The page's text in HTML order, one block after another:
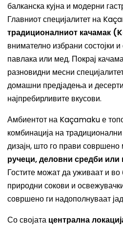
балканска кујна и модерни
Главниот специјалитет на
традиционалниот качамак
внимателно избрани состојки
павлака или мед. Покрај
разновидни месни
домашни предјадења и
најпребирливите вкусови.
Амбиентот на Kaçamaku е
комбинација на
дизајн, што го прави совршено
ручеци, деловни средби или
Гостите можат да уживаат и во
природни сокови и
совршено ги надополнуваат
Со својата централна